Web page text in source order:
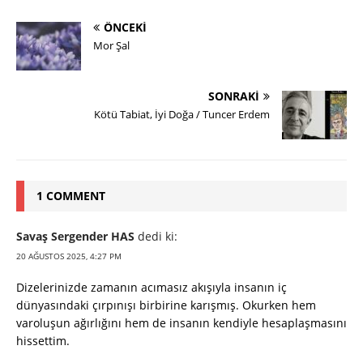
ÖNCEKI
Mor Şal
SONRAKI
Kötü Tabiat, İyi Doğa / Tuncer Erdem
1 COMMENT
Savaş Sergender HAS dedi ki:
20 AĞUSTOS 2025, 4:27 PM
Dizelerinizde zamanın acımasız akışıyla insanın iç
dünyasındaki çırpınışı birbirine karışmış. Okurken hem
varoluşun ağırlığını hem de insanın kendiyle hesaplaşmasını
hissettim.